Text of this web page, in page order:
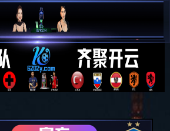
国)官方网站 - 让
改变生活